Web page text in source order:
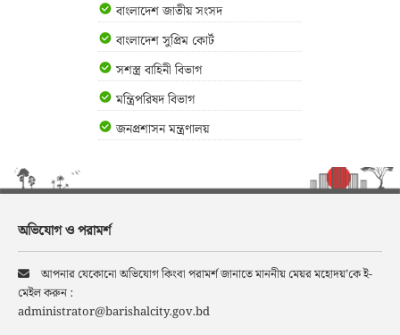
বাংলাদেশ জাতীয় সংসদ
বাংলাদেশ সুপ্রিম কোর্ট
সশস্ত্র বাহিনী বিভাগ
মন্ত্রিপরিষদ বিভাগ
জনপ্রশাসন মন্ত্রণালয়
অভিযোগ ও পরামর্শ
আপনার যেকোনো অভিযোগ কিংবা পরামর্শ জানাতে মাননীয় মেয়র মহোদয়’কে ই-
মেইল করুন :
administrator@barishalcity.gov.bd